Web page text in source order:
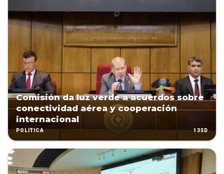
Comisión da luz verde a acuerdos sobre
conectividad aérea y cooperación
internacional
POLÍTICA 135D